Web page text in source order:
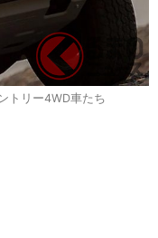
トリー4WD車たち